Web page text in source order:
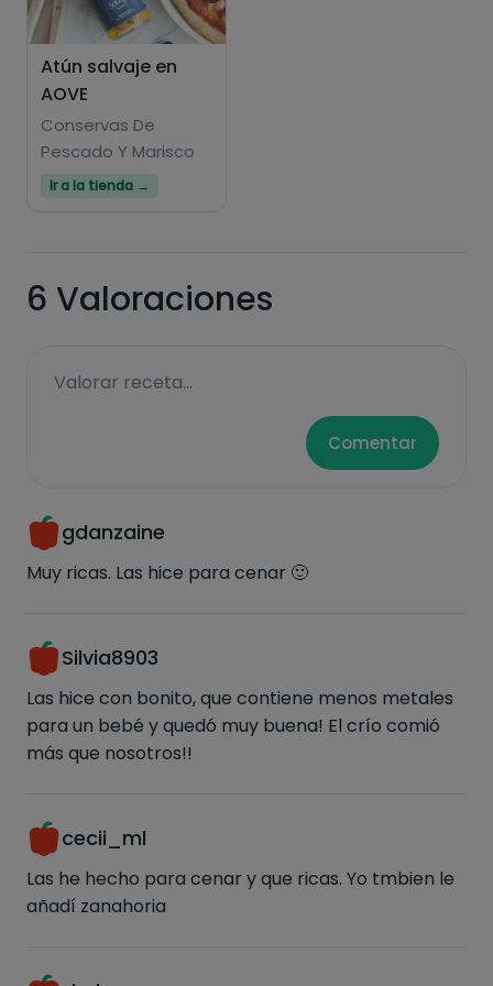
Hazte PLUS para ver la información nutricional
de las recetas, y desbloquear muchas más
funcionalidades PLUS.
Atún salvaje en
AOVE
Conservas De
Pescado Y Marisco
Ir a la tienda →
6 Valoraciones
Valorar receta...
Comentar
gdanzaine
Muy ricas. Las hice para cenar 🙂
Silvia8903
Las hice con bonito, que contiene menos metales
para un bebé y quedó muy buena! El crío comió
más que nosotros!!
cecii_ml
Las he hecho para cenar y que ricas. Yo tmbien le
añadí zanahoria